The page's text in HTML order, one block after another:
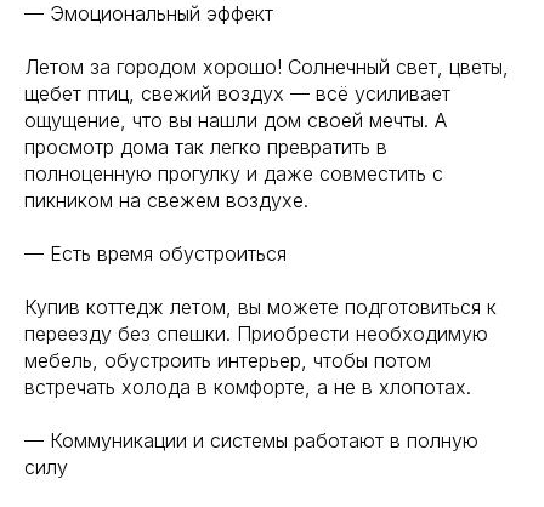
— Эмоциональный эффект
Летом за городом хорошо! Солнечный свет, цветы,
щебет птиц, свежий воздух — всё усиливает
ощущение, что вы нашли дом своей мечты. А
просмотр дома так легко превратить в
полноценную прогулку и даже совместить с
пикником на свежем воздухе.
— Есть время обустроиться
Купив коттедж летом, вы можете подготовиться к
переезду без спешки. Приобрести необходимую
мебель, обустроить интерьер, чтобы потом
встречать холода в комфорте, а не в хлопотах.
— Коммуникации и системы работают в полную
силу